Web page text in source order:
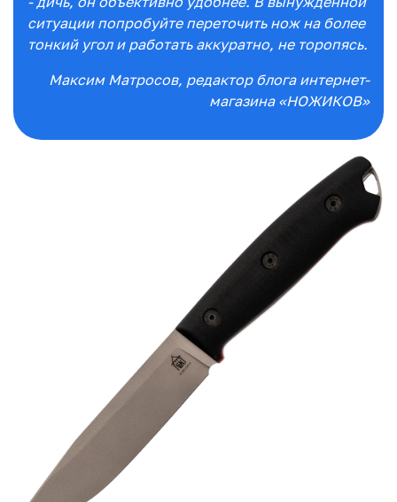
ситуации попробуйте переточить нож на более
тонкий угол и работать аккуратно, не торопясь.
Максим Матросов, редактор блога интернет-
магазина «НОЖИКОВ»